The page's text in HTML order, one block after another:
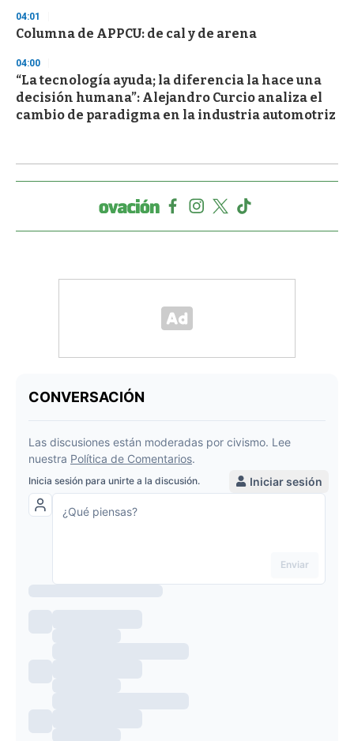
04:01
Columna de APPCU: de cal y de arena
04:00
“La tecnología ayuda; la diferencia la hace una
decisión humana”: Alejandro Curcio analiza el
cambio de paradigma en la industria automotriz